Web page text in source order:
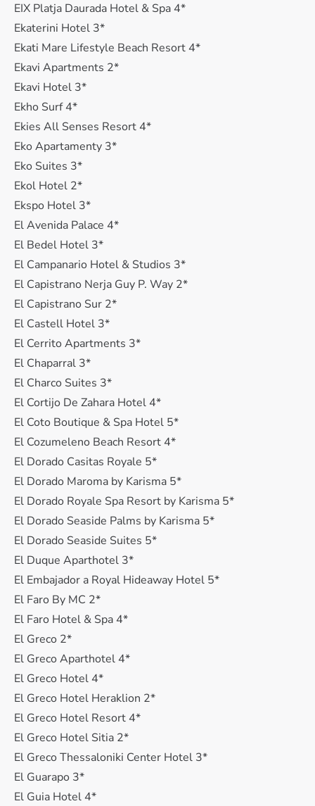
EIX Platja Daurada Hotel & Spa 4*
Ekaterini Hotel 3*
Ekati Mare Lifestyle Beach Resort 4*
Ekavi Apartments 2*
Ekavi Hotel 3*
Ekho Surf 4*
Ekies All Senses Resort 4*
Eko Apartamenty 3*
Eko Suites 3*
Ekol Hotel 2*
Ekspo Hotel 3*
El Avenida Palace 4*
El Bedel Hotel 3*
El Campanario Hotel & Studios 3*
El Capistrano Nerja Guy P. Way 2*
El Capistrano Sur 2*
El Castell Hotel 3*
El Cerrito Apartments 3*
El Chaparral 3*
El Charco Suites 3*
El Cortijo De Zahara Hotel 4*
El Coto Boutique & Spa Hotel 5*
El Cozumeleno Beach Resort 4*
El Dorado Casitas Royale 5*
El Dorado Maroma by Karisma 5*
El Dorado Royale Spa Resort by Karisma 5*
El Dorado Seaside Palms by Karisma 5*
El Dorado Seaside Suites 5*
El Duque Aparthotel 3*
El Embajador a Royal Hideaway Hotel 5*
El Faro By MC 2*
El Faro Hotel & Spa 4*
El Greco 2*
El Greco Aparthotel 4*
El Greco Hotel 4*
El Greco Hotel Heraklion 2*
El Greco Hotel Resort 4*
El Greco Hotel Sitia 2*
El Greco Thessaloniki Center Hotel 3*
El Guarapo 3*
El Guia Hotel 4*